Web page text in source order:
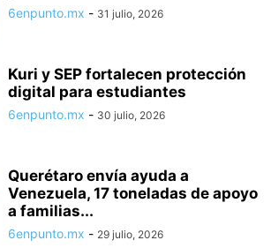
6enpunto.mx - 31 julio, 2026
Kuri y SEP fortalecen protección
digital para estudiantes
6enpunto.mx - 30 julio, 2026
Querétaro envía ayuda a
Venezuela, 17 toneladas de apoyo
a familias...
6enpunto.mx - 29 julio, 2026